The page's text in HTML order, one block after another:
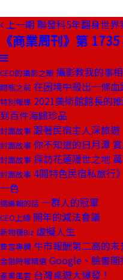
上一期 聯發科5年翻身世界
《商業周刊》第
CEO的攝影之眼 攝影教我的事
開瓶之前 在困境中殺出一條血
特別報導 2021美術館館長的
到百件海歸珍品
封面故事 跟著民宿主人深旅遊
封面故事 你不知道的日月潭
封面故事 探訪花蓮隱世之地
封面故事 4間特色民宿私旅行
一色
總編輯的話 一群人的冠軍
CEO上線 開年的減法會議
新物種Biz 虛擬人生
費雪專欄 牛市報酬第二高的
金融時報精選 Google、臉書
產業風雲 台灣桌遊大爆發！